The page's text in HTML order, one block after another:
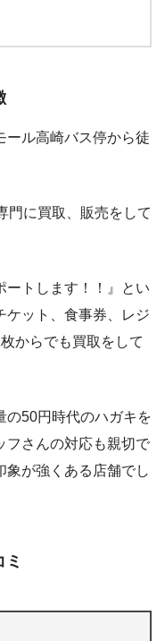
ール高崎バス停から徒
門に買取、販売をして
ートします！！』とい
ケット、食事券、レジ
からでも買取をして
の50円時代のハガキを
フさんの対応も親切で
象が強くある店舗でし